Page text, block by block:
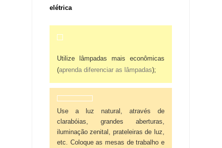
elétrica
Utilize lâmpadas mais econômicas
(aprenda diferenciar as lâmpadas);
Use a luz natural, através de
clarabóias, grandes aberturas,
iluminação zenital, prateleiras de luz,
etc. Coloque as mesas de trabalho e